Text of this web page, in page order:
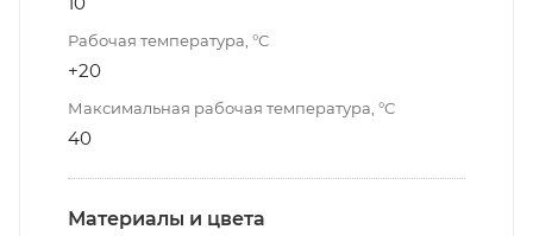
Рабочая температура, °С
+20
Максимальная рабочая температура, °С
40
Материалы и цвета